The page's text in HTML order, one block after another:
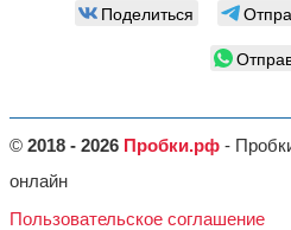
Поделиться
© 2018 - 2026 Пробки.рф -
онлайн
Пользовательское соглашение